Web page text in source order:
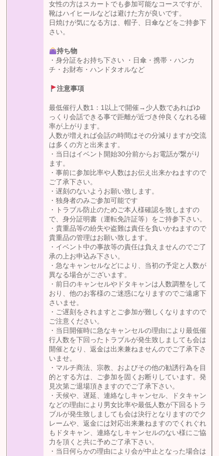
女性の方はスカートでも参加可能なコースですが、
靴はハイヒールなどは避けた方が良いです。
日焼けが気になる方は、帽子、日傘などをご持参下
さい。
持ち物
・身分証をお持ち下さい ・日傘・携帯・ハンカ
チ・お財布・ハンドタオルなど
注意事項
最低催行人数1：1以上で開催→少人数であればゆ
っくり会話できる事で距離が近づき仲良くなれる確
率が上がります。
人数が増えれば会話の時間はその分減りますが交流
は多くの方と出来ます。
・当日はイベント開始30分前からお電話が繋がり
ます。
・事前に参加比率や人数はお伝え出来かねますので
ご了承下さい。
・遅刻のないようお願い致します。
・独身者のみご参加可能です
・トラブル防止のためご本人様確認を致しますの
で、身分証明書（運転免許証等）をご持参下さい。
・貴重品等の紛失や盗難は責任を負いかねますので
貴重品の管理はお願い致します。
・イベント中の事故等の責任は負えませんのでご了
承の上お申込み下さい。
・急なキャンセルなどにより、当初の予定と人数が
異なる場合がございます。
・前日のキャンセルやドタキャンは人数調整をして
おり、他のお客様のご迷惑になりますのでご遠慮下
さいませ。
・ご遅刻をされますとご参加が難しくなりますので
ご注意ください。
・当日開催時に急なキャンセルの理由により最低催
行人数を下回ったトラブルが発生致しましても会は
開催となり、返金は出来兼ねませんのでご了承下さ
いませ。
・マルチ商法、宗教、およびその他の勧誘行為を目
的とする方は、ご参加を固くお断りしています。発
見次第ご退場頂きますのでご了承下さい。
・天候や、遅延、連絡なしキャンセル、ドタキャン
などの理由により男女比率や最低人数が下回るトラ
ブルが発生致しましても会は決行となりますのでク
レームや、返金には対応出来兼ねますのでくれぐれ
もドタキャン、連絡なしキャンセルのない様にご協
力を頂くと共に予めご了承下さい。
・当日何らかの理由により会が中止となった場合は